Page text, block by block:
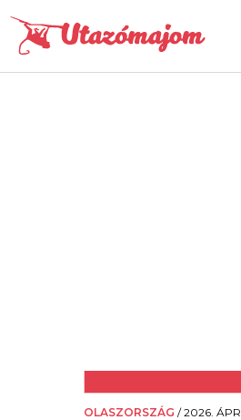
OLASZORSZÁG /2026.